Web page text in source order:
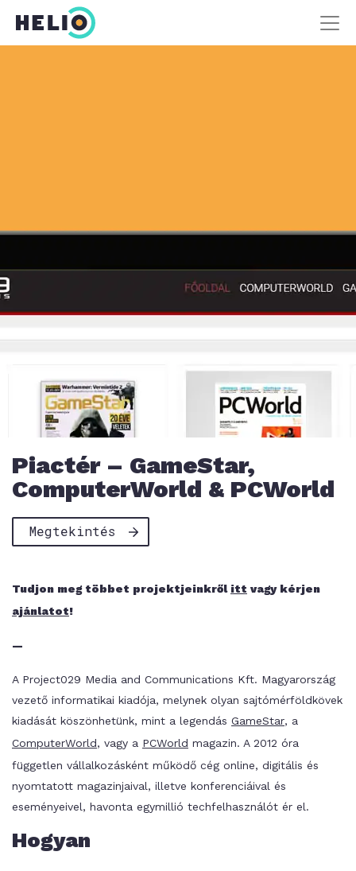
Piactér – GameStar,
ComputerWorld & PCWorld
Megtekintés
Tudjon meg többet projektjeinkről itt vagy kérjen
ajánlatot!
—
A Project029 Media and Communications Kft. Magyarország
vezető informatikai kiadója, melynek olyan sajtómérföldkövek
kiadását köszönhetünk, mint a legendás GameStar, a
ComputerWorld, vagy a PCWorld magazin. A 2012 óra
független vállalkozásként működő cég online, digitális és
nyomtatott magazinjaival, illetve konferenciáival és
eseményeivel, havonta egymillió techfelhasználót ér el.
Hogyan